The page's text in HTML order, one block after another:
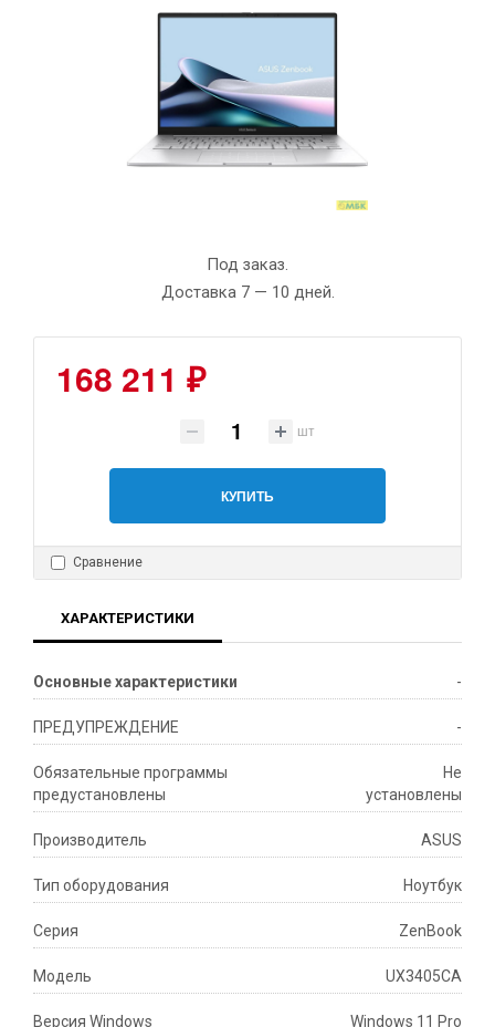
Под заказ.
Доставка 7 — 10 дней.
168 211 ₽
шт
КУПИТЬ
Сравнение
ХАРАКТЕРИСТИКИ
Основные характеристики -
ПРЕДУПРЕЖДЕНИЕ -
Обязательные программы
предустановлены
Не
установлены
Производитель ASUS
Тип оборудования Ноутбук
Серия ZenBook
Модель UX3405CA
Версия Windows Windows 11 Pro